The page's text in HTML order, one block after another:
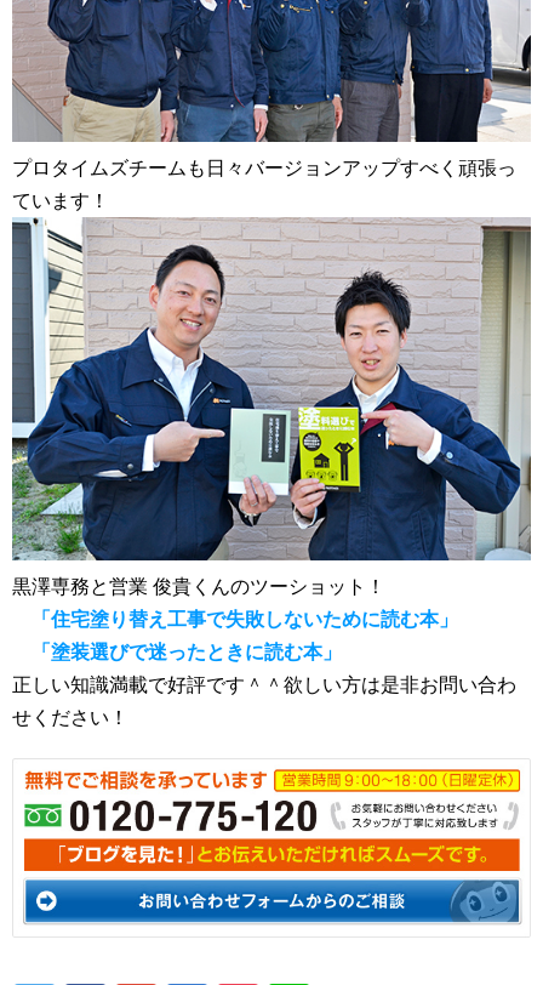
プロタイムズチームも日々バージョンアップすべく頑張っ
ています！
黒澤専務と営業 俊貴くんのツーショット！
「住宅塗り替え工事で失敗しないために読む本」
「塗装選びで迷ったときに読む本」
正しい知識満載で好評です＾＾欲しい方は是非お問い合わ
せください！